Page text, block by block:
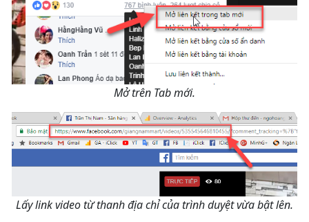
Mở trên Tab mới.
Lấy link video từ thanh địa chỉ của trình duyệt vừa bật lên.